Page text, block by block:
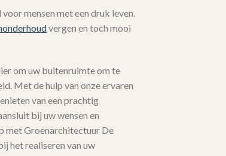
mensen met een druk leven.
vergen en toch mooi
om uw buitenruimte om te
Met de hulp van onze ervaren
van een prachtig
bij uw wensen en
met Groenarchitectuur De
het realiseren van uw